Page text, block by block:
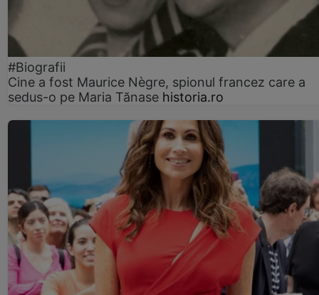
#Biografii
Cine a fost Maurice Nègre, spionul francez care a
sedus-o pe Maria Tănase historia.ro